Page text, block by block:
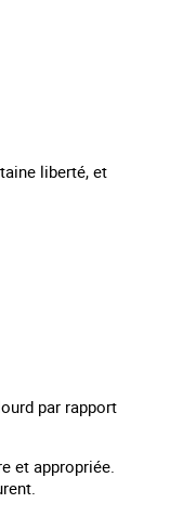
liberté, et
par rapport
et appropriée.